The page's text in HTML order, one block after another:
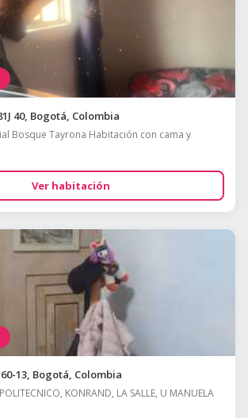
40, Bogotá, Colombia
Bosque Tayrona Habitación con cama y
Ver habitación
13, Bogotá, Colombia
KONRAND, LA SALLE, U MANUELA